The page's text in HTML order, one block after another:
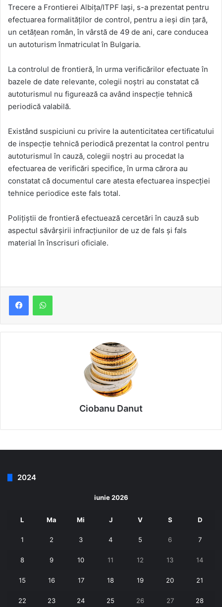
Trecere a Frontierei Albița/ITPF Iaşi, s-a prezentat pentru
efectuarea formalităţilor de control, pentru a ieși din ţară,
un cetățean român, în vârstă de 49 de ani, care conducea
un autoturism înmatriculat în Bulgaria.
La controlul de frontieră, în urma verificărilor efectuate în
bazele de date relevante, colegii noștri au constatat că
autoturismul nu figurează ca având inspecție tehnică
periodică valabilă.
Existând suspiciuni cu privire la autenticitatea certificatului
de inspecţie tehnică periodică prezentat la control pentru
autoturismul în cauză, colegii noştri au procedat la
efectuarea de verificări specifice, în urma cărora au
constatat că documentul care atesta efectuarea inspecției
tehnice periodice este fals total.
Poliţiştii de frontieră efectuează cercetări în cauză sub
aspectul săvârşirii infracţiunilor de uz de fals și fals
material în înscrisuri oficiale.
Ciobanu Danut
2024
iunie 2026
L Ma Mi J V S D
1 2 3 4 5 6 7
8 9 10 11 12 13 14
15 16 17 18 19 20 21
22 23 24 25 26 27 28